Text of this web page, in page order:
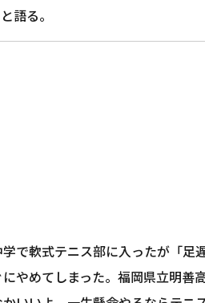
語る。
で軟式テニス部に入ったが「足
やめてしまった。福岡県立明善